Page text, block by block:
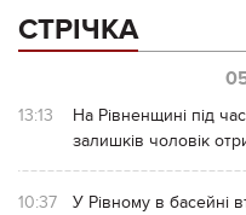
СТРІЧКА
13:13
На Рівненщині під
залишків чоловік
10:37 У Рівному в басейні